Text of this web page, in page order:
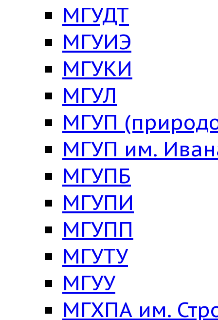
МГУДТ
МГУИЭ
МГУКИ
МГУЛ
МГУП
МГУП им.
МГУПБ
МГУПИ
МГУПП
МГУТУ
МГУУ
МГХПА им.